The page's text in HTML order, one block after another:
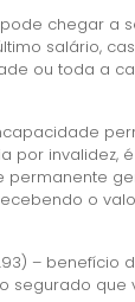
chegar a
salário,
ou toda a
por invalidez,
permanente
o
– benefício
segurado que